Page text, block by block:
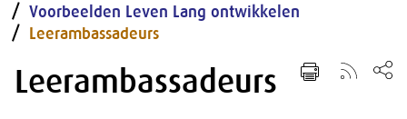
Voorbeelden Leven Lang ontwikkelen
Leerambassadeurs
Leerambassadeurs